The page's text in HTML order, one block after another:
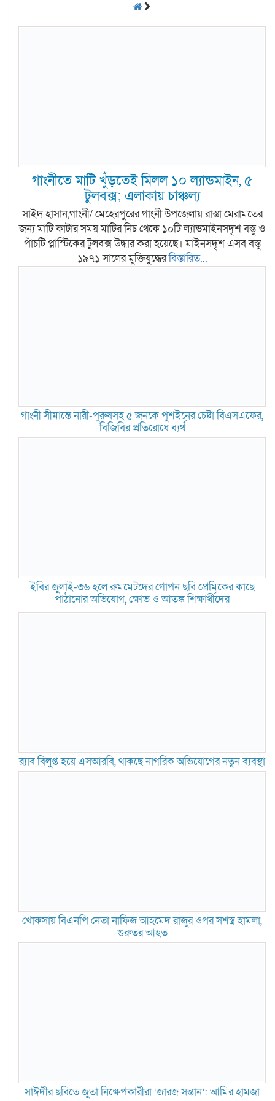
গাংনীতে মাটি খুঁড়তেই মিলল ১০ ল্যান্ডমাইন, ৫
টুলবক্স; এলাকায় চাঞ্চল্য
সাইদ হাসান,গাংনী/ মেহেরপুরের গাংনী উপজেলায় রাস্তা মেরামতের
জন্য মাটি কাটার সময় মাটির নিচ থেকে ১০টি ল্যান্ডমাইনসদৃশ বস্তু ও
পাঁচটি প্লাস্টিকের টুলবক্স উদ্ধার করা হয়েছে। মাইনসদৃশ এসব বস্তু
১৯৭১ সালের মুক্তিযুদ্ধেরবিস্তারিত...
গাংনী সীমান্তে নারী-পুরুষসহ ৫ জনকে পুশইনের চেষ্টা বিএসএফের,
বিজিবির প্রতিরোধে ব্যর্থ
ইবির জুলাই-৩৬ হলে রুমমেটদের গোপন ছবি প্রেমিকের কাছে
পাঠানোর অভিযোগ, ক্ষোভ ও আতঙ্ক শিক্ষার্থীদের
র‍্যাব বিলুপ্ত হয়ে এসআরবি, থাকছে নাগরিক অভিযোগের নতুন ব্যবস্থা
খোকসায় বিএনপি নেতা নাফিজ আহমেদ রাজুর ওপর সশস্ত্র হামলা,
গুরুতর আহত
সাঈদীর ছবিতে জুতা নিক্ষেপকারীরা ‘জারজ সন্তান’: আমির হামজা